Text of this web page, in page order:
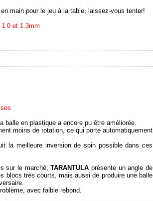
main pour le jeu à la table, laissez-vous tenter!
et 1.3mm
balle en plastique a encore pu être améliorée.
moins de rotation, ce qui porte automatiquement
la meilleure inversion de spin possible dans ces
sur le marché,TARANTULA présente un angle de
blocs très courts, mais aussi de produire une balle
avec faible rebond.